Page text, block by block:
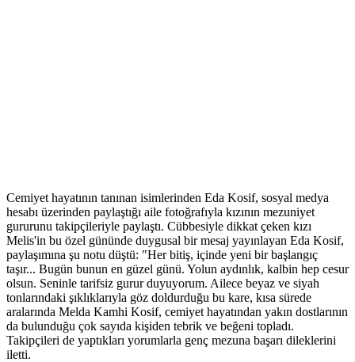
Cemiyet hayatının tanınan isimlerinden Eda Kosif, sosyal medya
hesabı üzerinden paylaştığı aile fotoğrafıyla kızının mezuniyet
gururunu takipçileriyle paylaştı. Cübbesiyle dikkat çeken kızı
Melis'in bu özel gününde duygusal bir mesaj yayınlayan Eda Kosif,
paylaşımına şu notu düştü: "Her bitiş, içinde yeni bir başlangıç
taşır... Bugün bunun en güzel günü. Yolun aydınlık, kalbin hep cesur
olsun. Seninle tarifsiz gurur duyuyorum. Ailece beyaz ve siyah
tonlarındaki şıklıklarıyla göz doldurduğu bu kare, kısa sürede
aralarında Melda Kamhi Kosif, cemiyet hayatından yakın dostlarının
da bulunduğu çok sayıda kişiden tebrik ve beğeni topladı.
Takipçileri de yaptıkları yorumlarla genç mezuna başarı dileklerini
iletti.